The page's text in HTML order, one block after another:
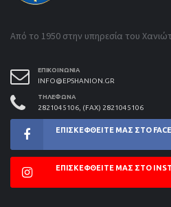
Από το 1950 στην υπηρεσία του
ΕΠΙΚΟΙΝΩΝΊΑ
INFO@EPSHANION.GR
ΤΗΛΈΦΩΝΑ
2821045106, (FAX) 2821045106
ΕΠΙΣΚΕΦΘΕΊΤΕ ΜΑΣ ΣΤΟ
ΕΠΙΣΚΕΦΘΕΊΤΕ ΜΑΣ ΣΤΟ